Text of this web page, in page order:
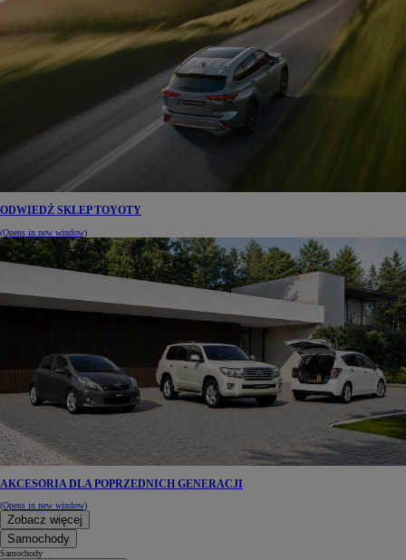
ODWIEDŹ SKLEP TOYOTY
(Opens in new window)
AKCESORIA DLA POPRZEDNICH GENERACJI
(Opens in new window)
Zobacz więcej
Samochody
Samochody